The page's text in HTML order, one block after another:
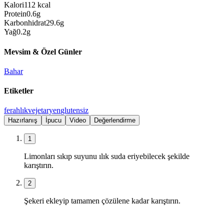
Kalori112 kcal
Protein0.6g
Karbonhidrat29.6g
Yağ0.2g
Mevsim & Özel Günler
Bahar
Etiketler
ferahlıkvejetaryenglutensiz
Hazırlanış İpucu Video Değerlendirme
1
Limonları sıkıp suyunu ılık suda eriyebilecek şekilde
karıştırın.
2
Şekeri ekleyip tamamen çözülene kadar karıştırın.